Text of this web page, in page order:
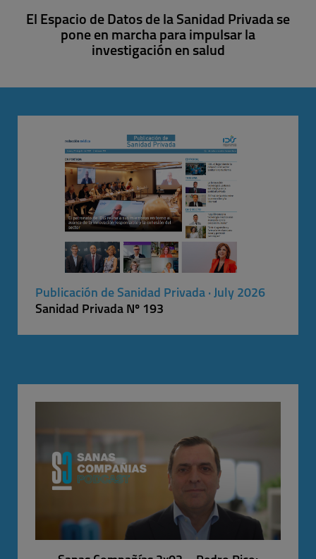
El Espacio de Datos de la Sanidad Privada se
pone en marcha para impulsar la
investigación en salud
Publicación de Sanidad Privada · July 2026
Sanidad Privada Nº 193